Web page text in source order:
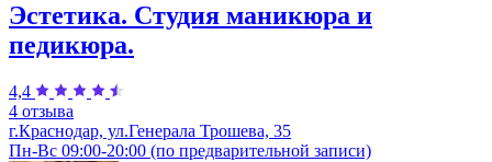
Эстетика. Студия маникюра и
педикюра.
4,4
4 отзыва
г.Краснодар, ул.Генерала Трошева, 35
Пн-Вс 09:00-20:00 (по предварительной записи)